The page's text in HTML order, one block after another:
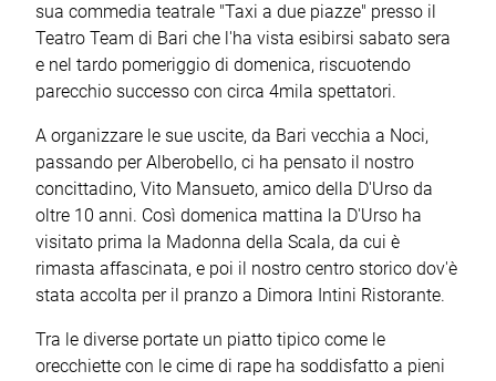
sua commedia teatrale "Taxi a due piazze" presso il
Teatro Team di Bari che l'ha vista esibirsi sabato sera
e nel tardo pomeriggio di domenica, riscuotendo
parecchio successo con circa 4mila spettatori.
A organizzare le sue uscite, da Bari vecchia a Noci,
passando per Alberobello, ci ha pensato il nostro
concittadino, Vito Mansueto, amico della D'Urso da
oltre 10 anni. Così domenica mattina la D'Urso ha
visitato prima la Madonna della Scala, da cui è
rimasta affascinata, e poi il nostro centro storico dov'è
stata accolta per il pranzo a Dimora Intini Ristorante.
Tra le diverse portate un piatto tipico come le
orecchiette con le cime di rape ha soddisfatto a pieni